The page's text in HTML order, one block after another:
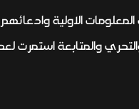
الاولية وادعائهم
والمتابعة استمرت